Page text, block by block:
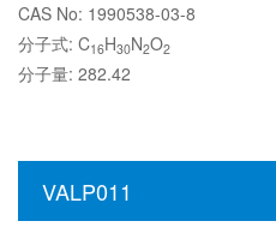
CAS No: 1990538-03-8
分子式: C16H30N2O2
分子量: 282.42
VALP011